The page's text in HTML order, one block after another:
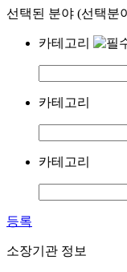
선택된 분야 (선택분
카테고리
카테고리
카테고리
등록
소장기관 정보